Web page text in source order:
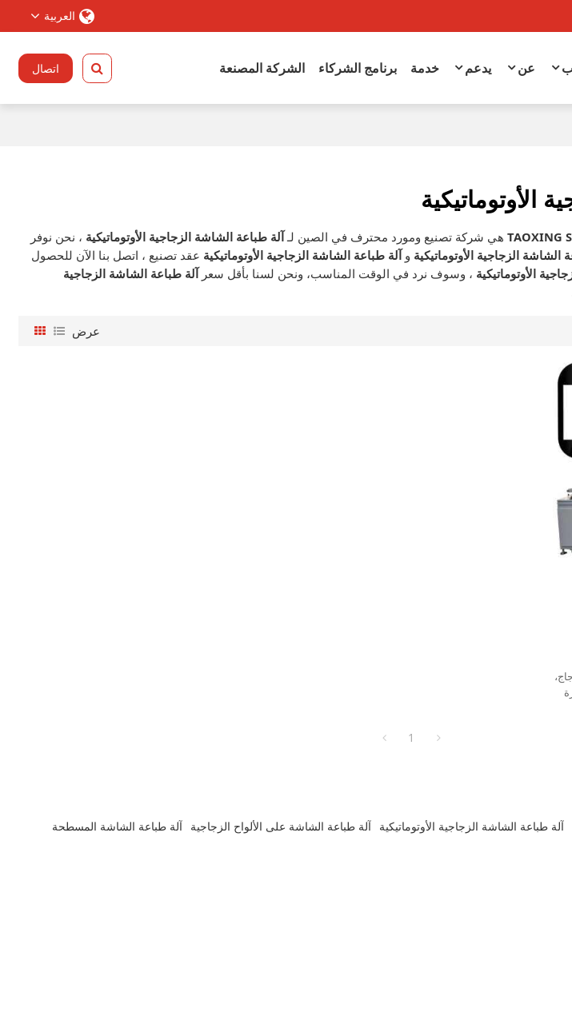
العربية
عن يدعم خدمة برنامج الشركاء الشركة المصنعة اتصال
الأوتوماتيكية
TAOXINGهي شركة تصنيع ومورد محترف في الصين لـآلة طباعة الشاشة الزجاجية الأوتوماتيكية ، نحن نوفر
الشاشة الزجاجية الأوتوماتيكية وآلة طباعة الشاشة الزجاجية الأوتوماتيكية عقد تصنيع ، اتصل بنا الآن للحصول
الأوتوماتيكية ، وسوف نرد في الوقت المناسب، ونحن لسنا بأقل سعرآلة طباعة الشاشة الزجاجية
عرض
1
آلة طباعة الشاشة الزجاجية الأوتوماتيكية آلة طباعة الشاشة على الألواح الزجاجية آلة طباعة الشاشة المسطحة